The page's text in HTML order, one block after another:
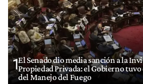
1El Senado dio media sanción a la
Propiedad Privada: el Gobierno tuvo
del Manejo del Fuego